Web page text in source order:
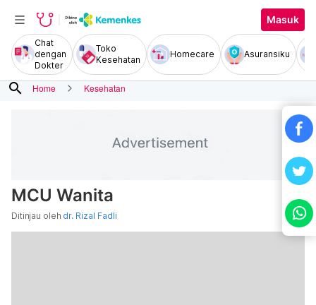
Masuk
Chat
dengan
Dokter
Toko
Kesehatan
Homecare Asuransiku
search Home Kesehatan
MCU Wanita
Ditinjau oleh dr. Rizal Fadli